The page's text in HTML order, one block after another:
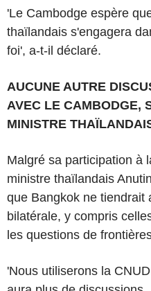
'Le Cambodge espère
thaïlandais s'engagera
foi', a-t-il déclaré.
AUCUNE AUTRE
AVEC LE CAMBODGE,
MINISTRE
Malgré sa participation à
ministre thaïlandais
que Bangkok ne tiendrait
bilatérale, y compris
les questions de
'Nous utiliserons la